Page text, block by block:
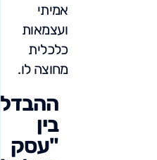
אמיתי
ועצמאות
כלכלית
מחוצה לו.
ההבדל
בין
"עסק